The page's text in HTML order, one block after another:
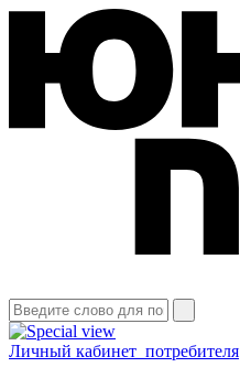
Личный кабинет потребителя